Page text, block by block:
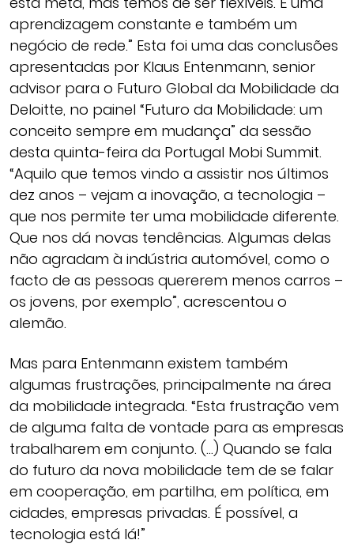
aprendizagem constante e também um
negócio de rede.” Esta foi uma das conclusões
apresentadas por Klaus Entenmann, senior
advisor para o Futuro Global da Mobilidade da
Deloitte, no painel “Futuro da Mobilidade: um
conceito sempre em mudança” da sessão
desta quinta-feira da Portugal Mobi Summit.
“Aquilo que temos vindo a assistir nos últimos
dez anos – vejam a inovação, a tecnologia –
que nos permite ter uma mobilidade diferente.
Que nos dá novas tendências. Algumas delas
não agradam à indústria automóvel, como o
facto de as pessoas quererem menos carros –
os jovens, por exemplo”, acrescentou o
alemão.
Mas para Entenmann existem também
algumas frustrações, principalmente na área
da mobilidade integrada. “Esta frustração vem
de alguma falta de vontade para as empresas
trabalharem em conjunto. (…) Quando se fala
do futuro da nova mobilidade tem de se falar
em cooperação, em partilha, em política, em
cidades, empresas privadas. É possível, a
tecnologia está lá!”